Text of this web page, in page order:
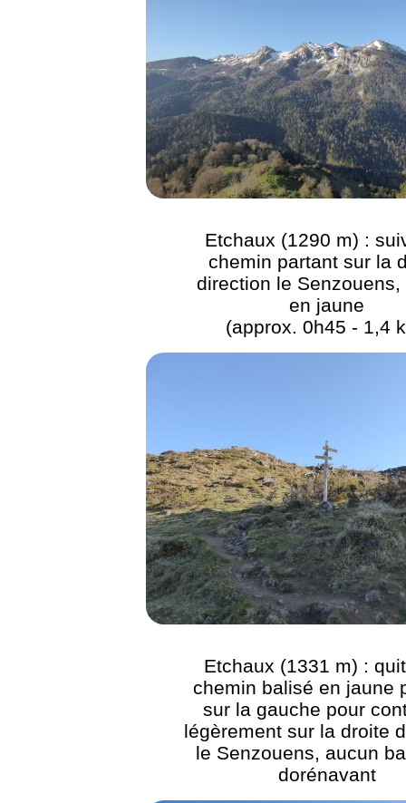
Etchaux (1290 m) :
chemin partant sur la
direction le Senzouens,
en jaune
(approx. 0h45 - 1,4
Etchaux (1331 m) :
chemin balisé en jaune
sur la gauche pour
légèrement sur la droite
le Senzouens, aucun
dorénavant